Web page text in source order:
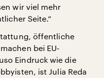
wir viel mehr
Seite.“
öffentliche
bei EU-
Eindruck wie die
ist Julia Reda